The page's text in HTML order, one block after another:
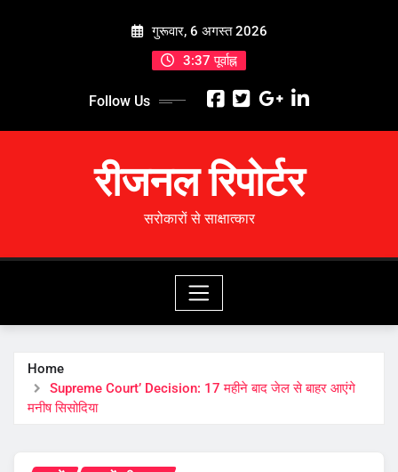
गुरूवार, 6 अगस्त 2026
3:37 पूर्वाह्न
Follow Us
रीजनल रिपोर्टर
सरोकारों से साक्षात्कार
Home
Supreme Court’ Decision: 17 महीने बाद जेल से बाहर आएंगे
मनीष सिसोदिया